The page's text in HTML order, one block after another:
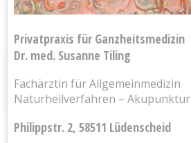
Privatpraxis für Ganzheitsmedizin
Dr. med. Susanne Tiling
Fachärztin für Allgemeinmedizin
Naturheilverfahren – Akupunktur
Philippstr. 2, 58511 Lüdenscheid